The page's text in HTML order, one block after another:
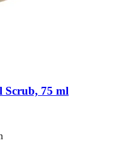
Scrub, 75 ml